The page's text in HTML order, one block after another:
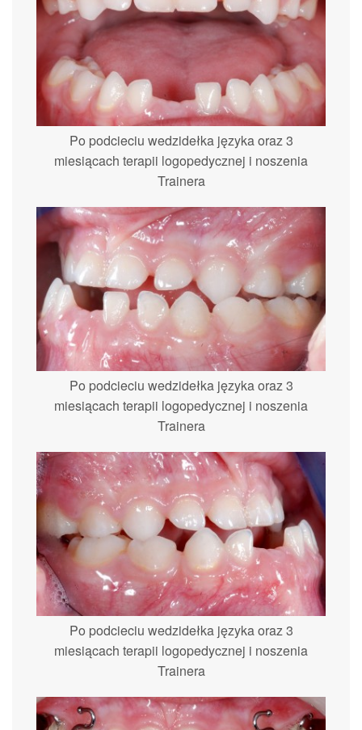
Po podcieciu wedzidełka języka oraz 3
miesiącach terapii logopedycznej i noszenia
Trainera
Po podcieciu wedzidełka języka oraz 3
miesiącach terapii logopedycznej i noszenia
Trainera
Po podcieciu wedzidełka języka oraz 3
miesiącach terapii logopedycznej i noszenia
Trainera